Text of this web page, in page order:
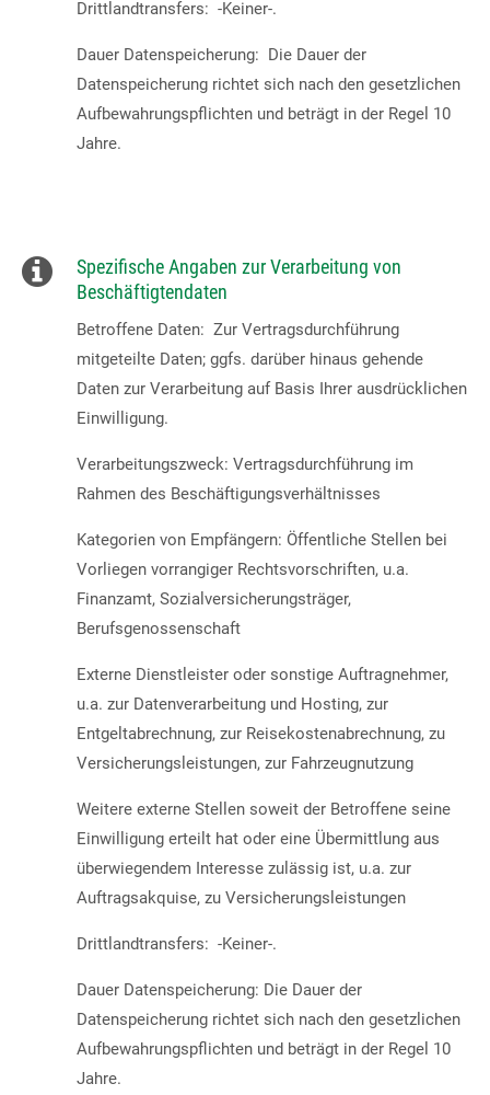
Drittlandtransfers: -Keiner-.
Dauer Datenspeicherung: Die Dauer der
Datenspeicherung richtet sich nach den gesetzlichen
Aufbewahrungspflichten und beträgt in der Regel 10
Jahre.
Spezifische Angaben zur Verarbeitung von
Beschäftigtendaten
Betroffene Daten: Zur Vertragsdurchführung
mitgeteilte Daten; ggfs. darüber hinaus gehende
Daten zur Verarbeitung auf Basis Ihrer ausdrücklichen
Einwilligung.
Verarbeitungszweck: Vertragsdurchführung im
Rahmen des Beschäftigungsverhältnisses
Kategorien von Empfängern: Öffentliche Stellen bei
Vorliegen vorrangiger Rechtsvorschriften, u.a.
Finanzamt, Sozialversicherungsträger,
Berufsgenossenschaft
Externe Dienstleister oder sonstige Auftragnehmer,
u.a. zur Datenverarbeitung und Hosting, zur
Entgeltabrechnung, zur Reisekostenabrechnung, zu
Versicherungsleistungen, zur Fahrzeugnutzung
Weitere externe Stellen soweit der Betroffene seine
Einwilligung erteilt hat oder eine Übermittlung aus
überwiegendem Interesse zulässig ist, u.a. zur
Auftragsakquise, zu Versicherungsleistungen
Drittlandtransfers: -Keiner-.
Dauer Datenspeicherung: Die Dauer der
Datenspeicherung richtet sich nach den gesetzlichen
Aufbewahrungspflichten und beträgt in der Regel 10
Jahre.